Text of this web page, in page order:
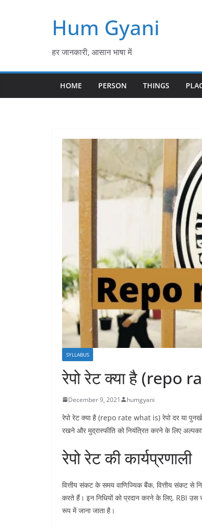
Hum Gyani
हर जानकारी, आसान भाषा में
HOME PERSON THINGS
SYLLABUS
रेपो रेट क्या है (repo
December 9, 2021 humgyani
रेपो रेट क्या है (repo rate what is) रेपो दर या
रखने और मुद्रास्फीति को नियंत्रित करने के लिए
रेपो रेट की कार्यप्रणाली
वित्तीय संकट के समय वाणिज्यिक बैंक, वित्तीय संकट
करते हैं। इन निधियों को प्रदान करने के लिए, RBI उस
रूप में जाना जाता है।